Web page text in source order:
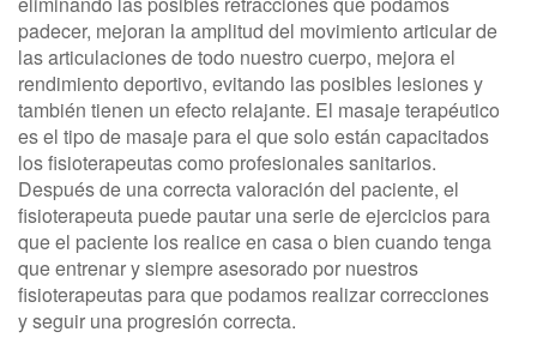
padecer, mejoran la amplitud del movimiento articular de
las articulaciones de todo nuestro cuerpo, mejora el
rendimiento deportivo, evitando las posibles lesiones y
también tienen un efecto relajante. El masaje terapéutico
es el tipo de masaje para el que solo están capacitados
los fisioterapeutas como profesionales sanitarios.
Después de una correcta valoración del paciente, el
fisioterapeuta puede pautar una serie de ejercicios para
que el paciente los realice en casa o bien cuando tenga
que entrenar y siempre asesorado por nuestros
fisioterapeutas para que podamos realizar correcciones
y seguir una progresión correcta.